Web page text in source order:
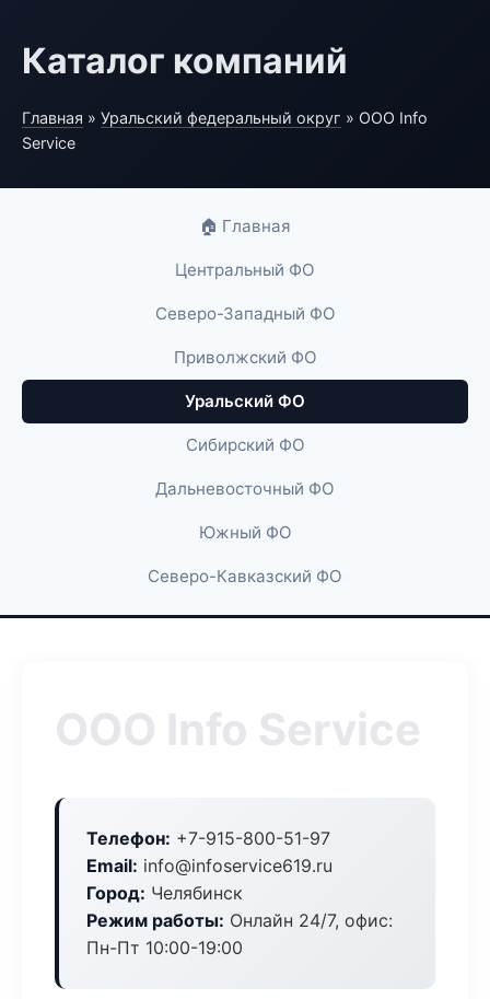
Каталог компаний
Главная » Уральский федеральный округ » ООО Info
Service
🏠 Главная
Центральный ФО
Северо-Западный ФО
Приволжский ФО
Уральский ФО
Сибирский ФО
Дальневосточный ФО
Южный ФО
Северо-Кавказский ФО
ООО Info Service
Телефон: +7-915-800-51-97
Email: info@infoservice619.ru
Город: Челябинск
Режим работы: Онлайн 24/7, офис:
Пн-Пт 10:00-19:00